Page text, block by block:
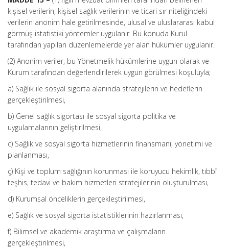
kişisel verilerin, kişisel sağlık verilerinin ve ticari sır niteliğindeki
verilerin anonim hale getirilmesinde, ulusal ve uluslararası kabul
görmüş istatistiki yöntemler uygulanır. Bu konuda Kurul
tarafından yapılan düzenlemelerde yer alan hükümler uygulanır.
(2) Anonim veriler, bu Yönetmelik hükümlerine uygun olarak ve
Kurum tarafından değerlendirilerek uygun görülmesi koşuluyla;
a) Sağlık ile sosyal sigorta alanında stratejilerin ve hedeflerin
gerçekleştirilmesi,
b) Genel sağlık sigortası ile sosyal sigorta politika ve
uygulamalarının geliştirilmesi,
c) Sağlık ve sosyal sigorta hizmetlerinin finansmanı, yönetimi ve
planlanması,
ç) Kişi ve toplum sağlığının korunması ile koruyucu hekimlik, tıbbî
teşhis, tedavi ve bakım hizmetleri stratejilerinin oluşturulması,
d) Kurumsal önceliklerin gerçekleştirilmesi,
e) Sağlık ve sosyal sigorta istatistiklerinin hazırlanması,
f) Bilimsel ve akademik araştırma ve çalışmaların
gerçekleştirilmesi,